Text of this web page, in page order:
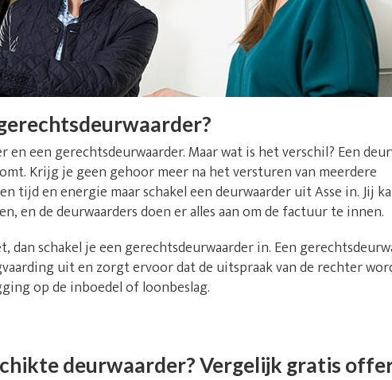
en een gerechtsdeurwaarder. Maar wat is het verschil? Een
Krijg je geen gehoor meer na het versturen van meerdere
tijd en energie maar schakel een deurwaarder uit Asse in. Jij
en de deurwaarders doen er alles aan om de factuur te innen.
schakel je een gerechtsdeurwaarder in. Een
uit en zorgt ervoor dat de uitspraak van de rechter
op de inboedel of loonbeslag.
deurwaarder? Vergelijk gratis